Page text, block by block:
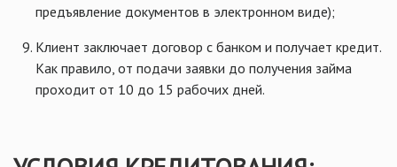
предъявление документов в электронном виде);
Клиент заключает договор с банком и получает кредит.
Как правило, от подачи заявки до получения займа
проходит от 10 до 15 рабочих дней.